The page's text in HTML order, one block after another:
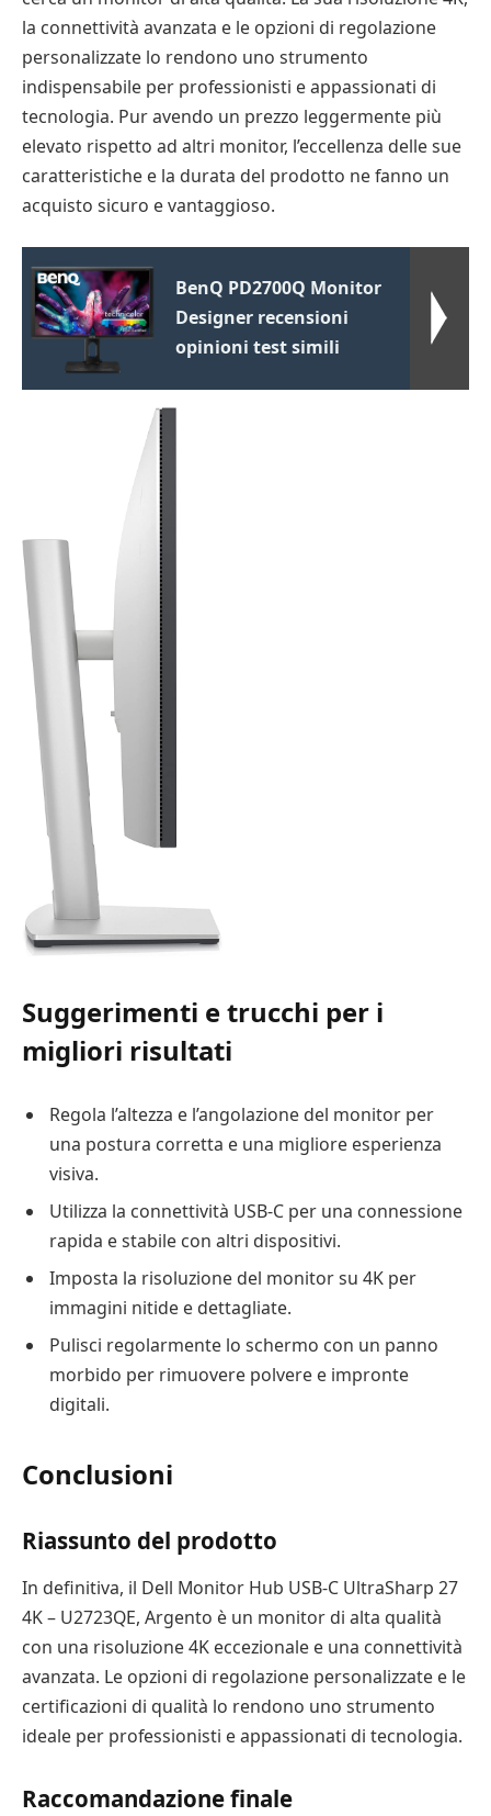
la connettività avanzata e le opzioni di regolazione
personalizzate lo rendono uno strumento
indispensabile per professionisti e appassionati di
tecnologia. Pur avendo un prezzo leggermente più
elevato rispetto ad altri monitor, l’eccellenza delle sue
caratteristiche e la durata del prodotto ne fanno un
acquisto sicuro e vantaggioso.
BenQ PD2700Q Monitor
Designer recensioni
opinioni test simili
Suggerimenti e trucchi per i
migliori risultati
Regola l’altezza e l’angolazione del monitor per
una postura corretta e una migliore esperienza
visiva.
Utilizza la connettività USB-C per una connessione
rapida e stabile con altri dispositivi.
Imposta la risoluzione del monitor su 4K per
immagini nitide e dettagliate.
Pulisci regolarmente lo schermo con un panno
morbido per rimuovere polvere e impronte
digitali.
Conclusioni
Riassunto del prodotto
In definitiva, il Dell Monitor Hub USB-C UltraSharp 27
4K – U2723QE, Argento è un monitor di alta qualità
con una risoluzione 4K eccezionale e una connettività
avanzata. Le opzioni di regolazione personalizzate e le
certificazioni di qualità lo rendono uno strumento
ideale per professionisti e appassionati di tecnologia.
Raccomandazione finale